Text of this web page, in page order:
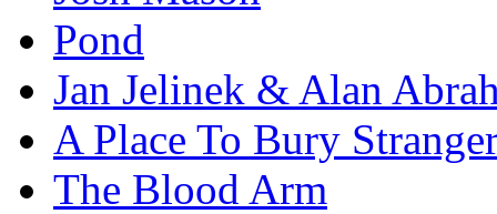
Pond
Jan Jelinek & Alan
A Place To Bury
The Blood Arm